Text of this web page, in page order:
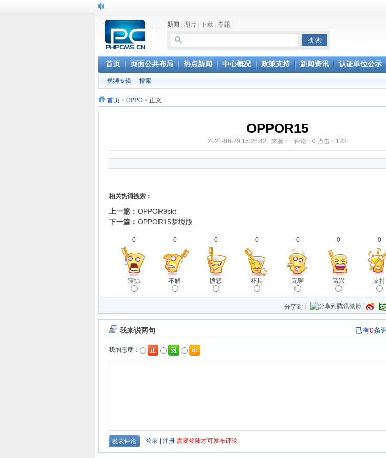
新闻 图片 下载 专题
首页 页面公共布局 热点新闻 中心概况 政策支持 新闻资讯 认证单位公示
视频专辑 搜索
首页 > OPPO > 正文
OPPOR15
2021-06-29 15:26:42 来源： 评论： 0 点击： 123
相关热词搜索：
上一篇： OPPOR9skt
下一篇： OPPOR15梦境版
0
震惊
0
不解
0
愤怒
0
杯具
0
无聊
0
高兴
0
支持
分享到：